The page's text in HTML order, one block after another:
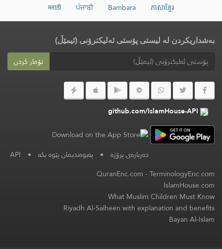
ភាសាខ្មែរ
Bambara
ਪੰਜਾਬੀ
मराठी
بەشداریکردن لە لیستی پۆستی ئەلیکترۆنی (ئیمێڵ)
تۆمار کردن
github.com/IslamHouse-API
دەربارەی پرۆژە • پەیوەندیمان پێوە بکە •
API
QuranEnc.com-TerminologyEnc.com
IslamHouse.com
What Muslim Children Must Know
Riyadh Al-Salheen with explanation and benefits
Bayan Al-Islam